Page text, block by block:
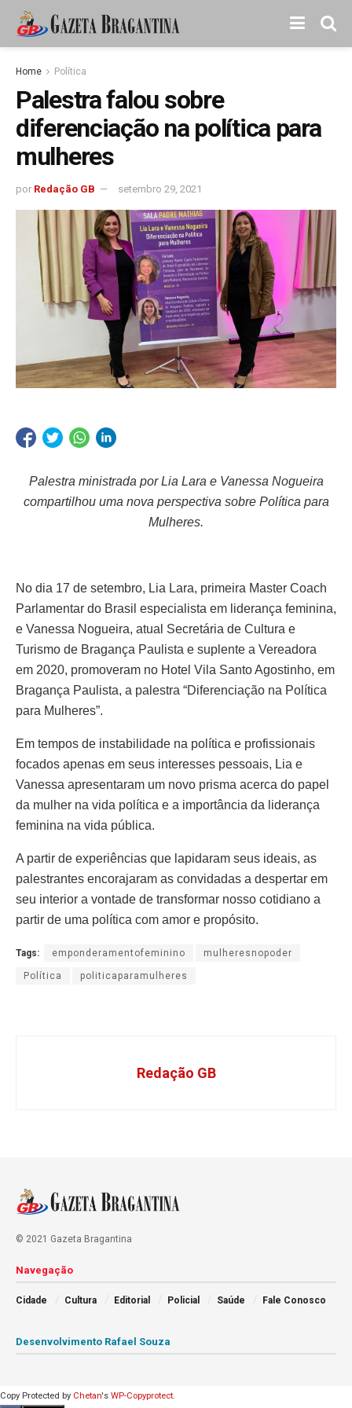
Home Política
Palestra falou sobre
diferenciação na política para
mulheres
por Redação GB setembro 29, 2021
Palestra ministrada por Lia Lara e Vanessa Nogueira
compartilhou uma nova perspectiva sobre Política para
Mulheres.
No dia 17 de setembro, Lia Lara, primeira Master Coach
Parlamentar do Brasil especialista em liderança feminina,
e Vanessa Nogueira, atual Secretária de Cultura e
Turismo de Bragança Paulista e suplente a Vereadora
em 2020, promoveram no Hotel Vila Santo Agostinho, em
Bragança Paulista, a palestra “Diferenciação na Política
para Mulheres”.
Em tempos de instabilidade na política e profissionais
focados apenas em seus interesses pessoais, Lia e
Vanessa apresentaram um novo prisma acerca do papel
da mulher na vida política e a importância da liderança
feminina na vida pública.
A partir de experiências que lapidaram seus ideais, as
palestrantes encorajaram as convidadas a despertar em
seu interior a vontade de transformar nosso cotidiano a
partir de uma política com amor e propósito.
Tags: emponderamentofeminino mulheresnopoder
Política politicaparamulheres
Redação GB
© 2021 Gazeta Bragantina
Navegação
Cidade Cultura Editorial Policial Saúde Fale Conosco
Desenvolvimento Rafael Souza
Copy Protected by Chetan's WP-Copyprotect.